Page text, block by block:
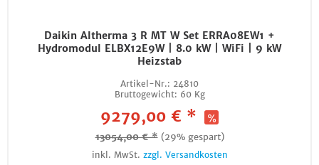
Daikin Altherma 3 R MT W Set ERRA08EW1 +
Hydromodul ELBX12E9W | 8.0 kW | WiFi | 9 kW
Heizstab
Artikel-Nr.: 24810
Bruttogewicht: 60 Kg
9279,00 € *
13054,00 € * (29% gespart)
inkl. MwSt. zzgl. Versandkosten